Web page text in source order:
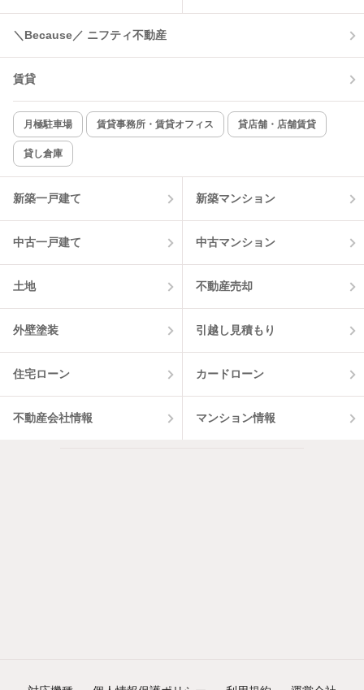
コンロ2口以上
新着のみ インターネット無料
該当件数:
2件
＼Because／ ニフティ不動産
賃貸
月極駐車場 賃貸事務所・賃貸オフィス 貸店舗・店舗賃貸
貸し倉庫
新築一戸建て 新築マンション
中古一戸建て 中古マンション
土地 不動産売却
外壁塗装 引越し見積もり
住宅ローン カードローン
不動産会社情報 マンション情報